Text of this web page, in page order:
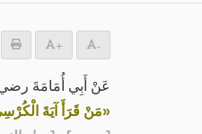
+ -
عَنْ أَبِي أُمَامَةَ
«مَنْ قَرَأَ آيَةَ